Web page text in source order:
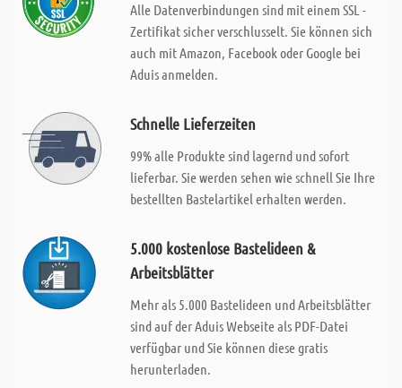
Alle Datenverbindungen sind mit einem SSL -
Zertifikat sicher verschlusselt. Sie können sich
auch mit Amazon, Facebook oder Google bei
Aduis anmelden.
Schnelle Lieferzeiten
99% alle Produkte sind lagernd und sofort
lieferbar. Sie werden sehen wie schnell Sie Ihre
bestellten Bastelartikel erhalten werden.
5.000 kostenlose Bastelideen &
Arbeitsblätter
Mehr als 5.000 Bastelideen und Arbeitsblätter
sind auf der Aduis Webseite als PDF-Datei
verfügbar und Sie können diese gratis
herunterladen.